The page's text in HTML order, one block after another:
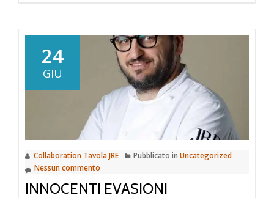
24
GIU
Collaboration Tavola JRE Pubblicato in Uncategorized
Nessun commento
INNOCENTI EVASIONI